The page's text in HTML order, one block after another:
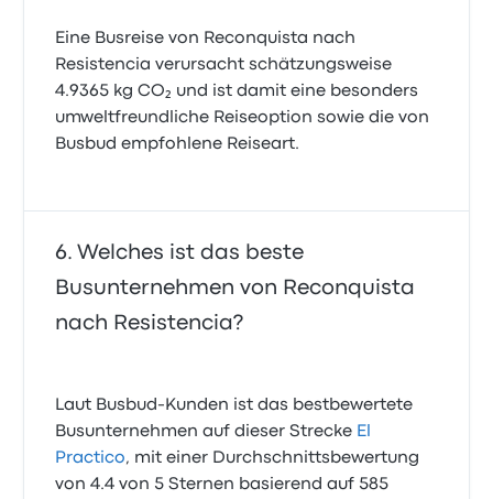
Eine Busreise von Reconquista nach
Resistencia verursacht schätzungsweise
4.9365 kg CO₂ und ist damit eine besonders
umweltfreundliche Reiseoption sowie die von
Busbud empfohlene Reiseart.
Welches ist das beste
Busunternehmen von Reconquista
nach Resistencia?
Laut Busbud-Kunden ist das bestbewertete
Busunternehmen auf dieser Strecke El
Practico, mit einer Durchschnittsbewertung
von 4.4 von 5 Sternen basierend auf 585